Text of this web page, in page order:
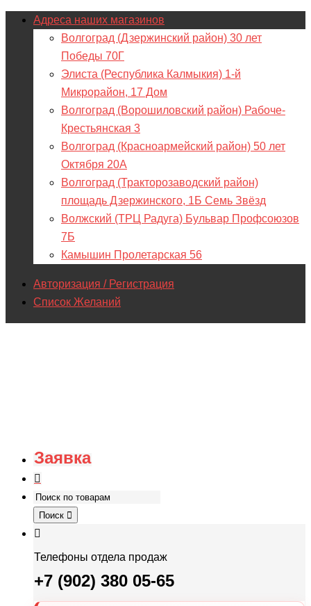
Адреса наших магазинов
Волгоград (Дзержинский район) 30 лет
Победы 70Г
Элиста (Республика Калмыкия) 1-й
Микрорайон, 17 Дом
Волгоград (Ворошиловский район) Рабоче-
Крестьянская 3
Волгоград (Красноармейский район) 50 лет
Октября 20А
Волгоград (Тракторозаводский район)
площадь Дзержинского, 1Б Семь Звёзд
Волжский (ТРЦ Радуга) Бульвар Профсоюзов
7Б
Камышин Пролетарская 56
Авторизация / Регистрация
Список Желаний
Заявка
Поиск
Телефоны отдела продаж
+7 (902) 380 05-65